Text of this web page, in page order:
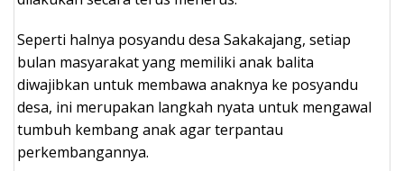
Seperti halnya posyandu desa Sakakajang, setiap
bulan masyarakat yang memiliki anak balita
diwajibkan untuk membawa anaknya ke posyandu
desa, ini merupakan langkah nyata untuk mengawal
tumbuh kembang anak agar terpantau
perkembangannya.